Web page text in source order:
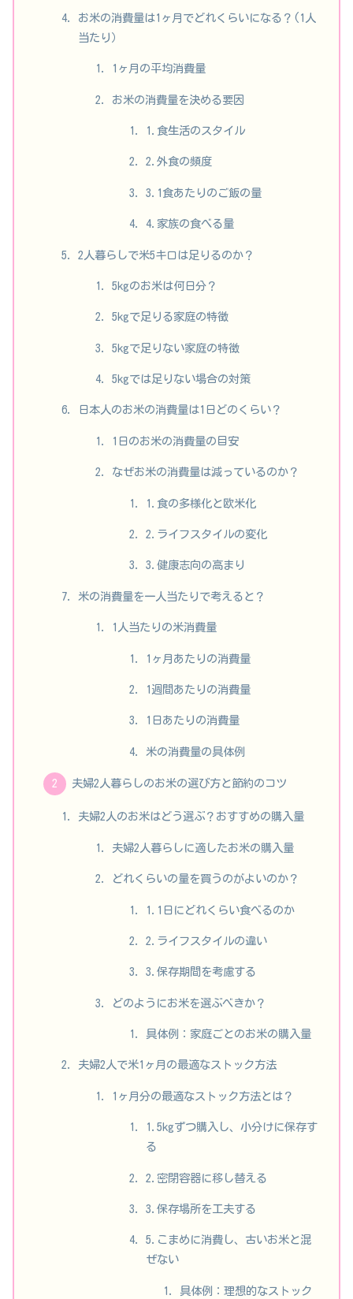
お米の消費量は1ヶ月でどれくらいになる？(1人
当たり）
1ヶ月の平均消費量
お米の消費量を決める要因
1.食生活のスタイル
2.外食の頻度
3.1食あたりのご飯の量
4.家族の食べる量
2人暮らしで米5キロは足りるのか？
5kgのお米は何日分？
5kgで足りる家庭の特徴
5kgで足りない家庭の特徴
5kgでは足りない場合の対策
日本人のお米の消費量は1日どのくらい？
1日のお米の消費量の目安
なぜお米の消費量は減っているのか？
1.食の多様化と欧米化
2.ライフスタイルの変化
3.健康志向の高まり
米の消費量を一人当たりで考えると？
1人当たりの米消費量
1ヶ月あたりの消費量
1週間あたりの消費量
1日あたりの消費量
米の消費量の具体例
夫婦2人暮らしのお米の選び方と節約のコツ
夫婦2人のお米はどう選ぶ？おすすめの購入量
夫婦2人暮らしに適したお米の購入量
どれくらいの量を買うのがよいのか？
1.1日にどれくらい食べるのか
2.ライフスタイルの違い
3.保存期間を考慮する
どのようにお米を選ぶべきか？
具体例：家庭ごとのお米の購入量
夫婦2人で米1ヶ月の最適なストック方法
1ヶ月分の最適なストック方法とは？
1.5kgずつ購入し、小分けに保存す
る
2.密閉容器に移し替える
3.保存場所を工夫する
5.こまめに消費し、古いお米と混
ぜない
具体例：理想的なストック